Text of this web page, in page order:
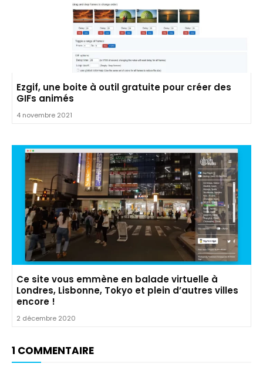
Ezgif, une boite à outil gratuite pour créer des
GIFs animés
4 novembre 2021
Ce site vous emmène en balade virtuelle à
Londres, Lisbonne, Tokyo et plein d’autres villes
encore !
2 décembre 2020
1 COMMENTAIRE